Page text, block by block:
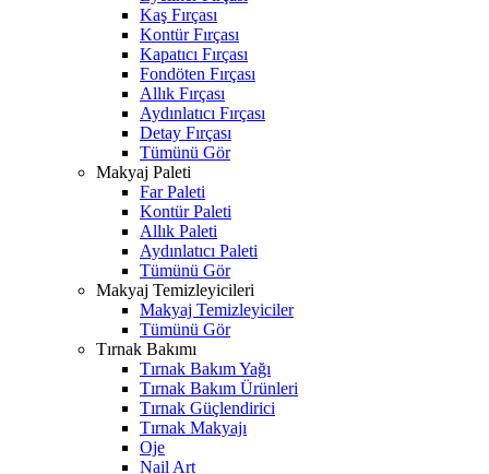
Kaş Fırçası
Kontür Fırçası
Kapatıcı Fırçası
Fondöten Fırçası
Allık Fırçası
Aydınlatıcı Fırçası
Detay Fırçası
Tümünü Gör
Makyaj Paleti
Far Paleti
Kontür Paleti
Allık Paleti
Aydınlatıcı Paleti
Tümünü Gör
Makyaj Temizleyicileri
Makyaj Temizleyiciler
Tümünü Gör
Tırnak Bakımı
Tırnak Bakım Yağı
Tırnak Bakım Ürünleri
Tırnak Güçlendirici
Tırnak Makyajı
Oje
Nail Art